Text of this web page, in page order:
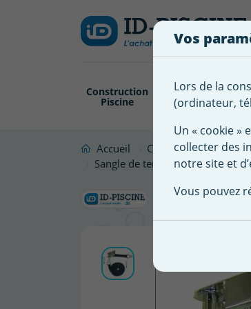
Construction
Piscine
Revêtement
Piscine
Accueil Couverture Abris
Sangle de tension bâche à barre
Vos
Lors de la
(ordinateur,
Un « cookie »
collecter des
notre site et
Vous pouvez